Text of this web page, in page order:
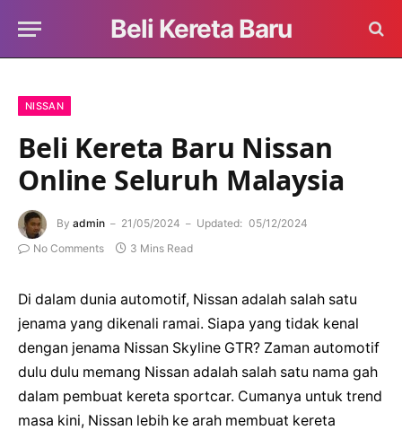
Beli Kereta Baru
NISSAN
Beli Kereta Baru Nissan
Online Seluruh Malaysia
By admin 21/05/2024 Updated: 05/12/2024
No Comments
3 Mins Read
Di dalam dunia automotif, Nissan adalah salah satu
jenama yang dikenali ramai. Siapa yang tidak kenal
dengan jenama Nissan Skyline GTR? Zaman automotif
dulu dulu memang Nissan adalah salah satu nama gah
dalam pembuat kereta sportcar. Cumanya untuk trend
masa kini, Nissan lebih ke arah membuat kereta